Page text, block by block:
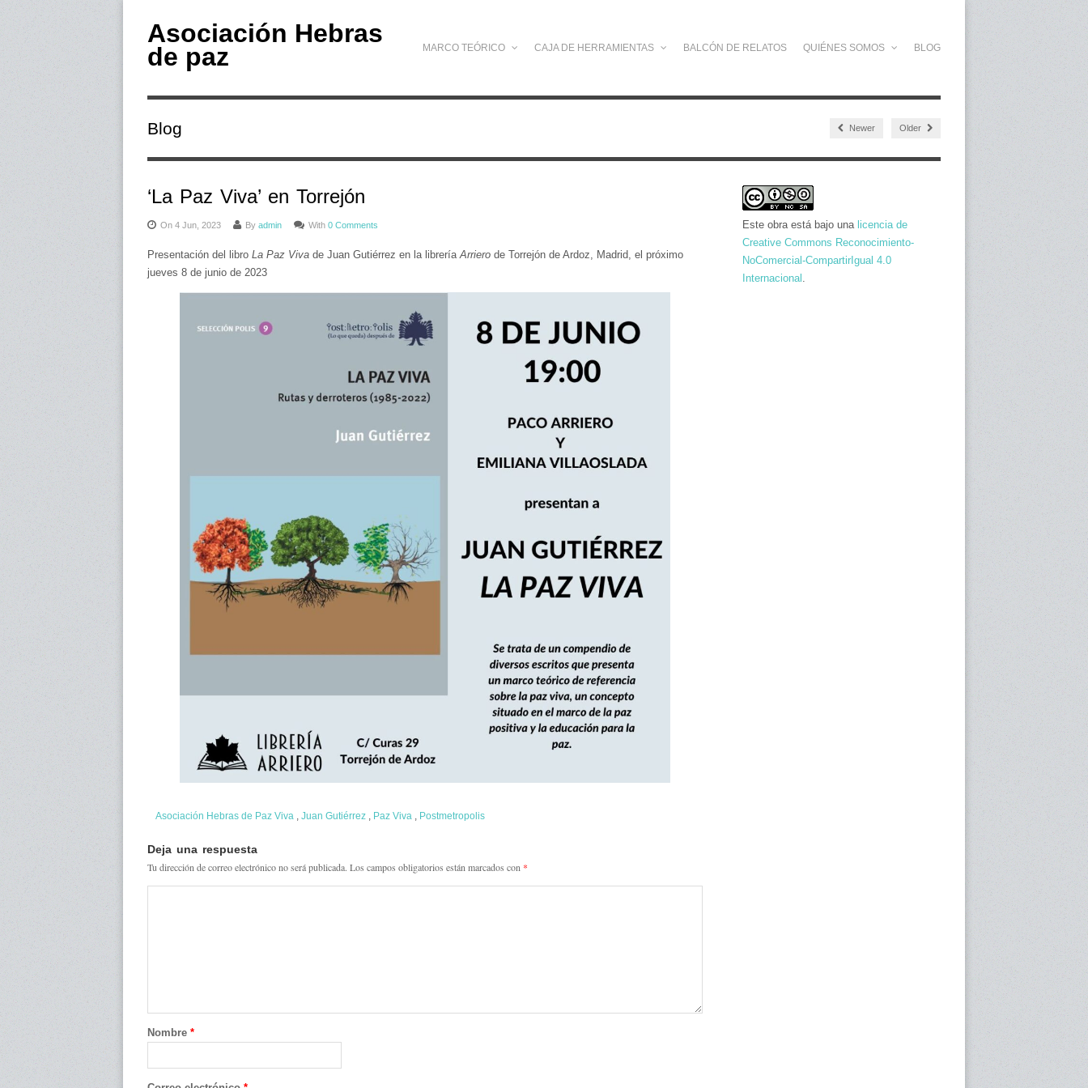
Asociación Hebras
de paz
MARCO TEÓRICO CAJA DE HERRAMIENTAS BALCÓN DE RELATOS QUIÉNES SOMOS BLOG
Blog Newer Older
‘La Paz Viva’ en Torrejón
On 4 Jun, 2023 By admin With 0 Comments
Presentación del libro La Paz Viva de Juan Gutiérrez en la libreríaArriero de Torrejón de Ardoz, Madrid, el próximo
jueves 8 de junio de 2023
Asociación Hebras de Paz Viva , Juan Gutiérrez , Paz Viva , Postmetropolis
Deja una respuesta
Tu dirección de correo electrónico no será publicada. Los campos obligatorios están marcados con *
Nombre *
Este obra está bajo una licencia de
Creative Commons Reconocimiento-
NoComercial-CompartirIgual 4.0
Internacional .